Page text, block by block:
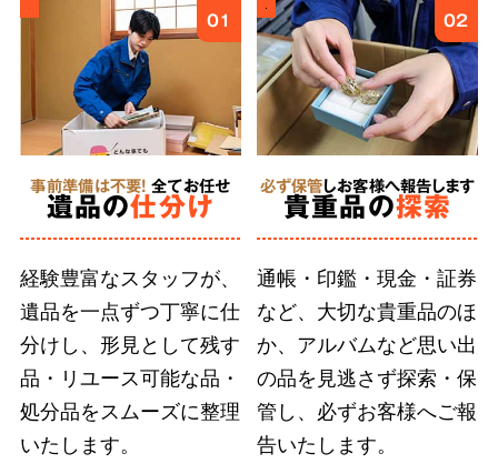
4
ご遺族様の気持ちに
寄り添う丁寧な作業
徹底した
人材育成
ご遺族の気持ちに寄り添い、どんなに小さな品
物も誠意をもって丁寧に扱うことが、ご依頼者
様に安心を届けると信じています。そのために
弊社では、スタッフ個々の遺品整理に求められ
01
事前準備は不要! 全てお任せ
遺品の仕分け
経験豊富なスタッフが、
遺品を一点ずつ丁寧に仕
分けし、形見として残す
品・リユース可能な品・
処分品をスムーズに整理
いたします。
02
必ず保管しお客様へ報告します
貴重品の探索
通帳・印鑑・現金・証券
など、大切な貴重品のほ
か、アルバムなど思い出
の品を見逃さず探索・保
管し、必ずお客様へご報
告いたします。